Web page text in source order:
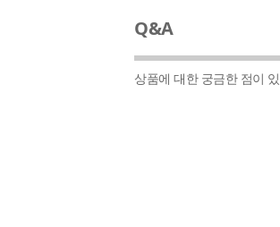
Q&A
상품에 대한 궁금한 점이